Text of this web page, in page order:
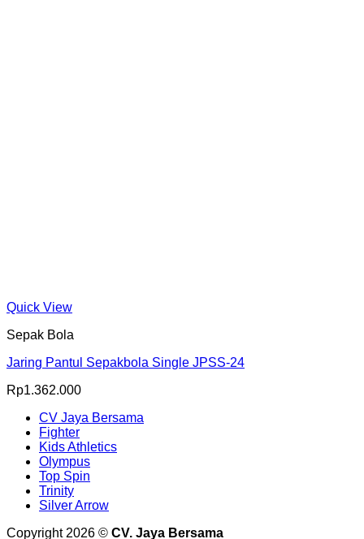
Quick View
Sepak Bola
Jaring Pantul Sepakbola Single JPSS-24
Rp1.362.000
CV Jaya Bersama
Fighter
Kids Athletics
Olympus
Top Spin
Trinity
Silver Arrow
Copyright 2026 © CV. Jaya Bersama